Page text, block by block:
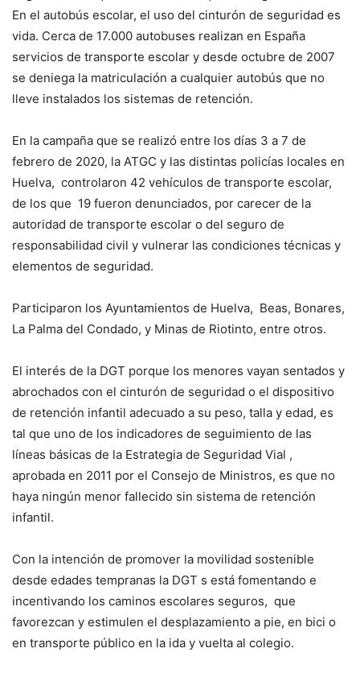
En el autobús escolar, el uso del cinturón de seguridad es
vida. Cerca de 17.000 autobuses realizan en España
servicios de transporte escolar y desde octubre de 2007
se deniega la matriculación a cualquier autobús que no
lleve instalados los sistemas de retención.
En la campaña que se realizó entre los días 3 a 7 de
febrero de 2020, la ATGC y las distintas policías locales en
Huelva, controlaron 42 vehículos de transporte escolar,
de los que 19 fueron denunciados, por carecer de la
autoridad de transporte escolar o del seguro de
responsabilidad civil y vulnerar las condiciones técnicas y
elementos de seguridad.
Participaron los Ayuntamientos de Huelva, Beas, Bonares,
La Palma del Condado, y Minas de Riotinto, entre otros.
El interés de la DGT porque los menores vayan sentados y
abrochados con el cinturón de seguridad o el dispositivo
de retención infantil adecuado a su peso, talla y edad, es
tal que uno de los indicadores de seguimiento de las
líneas básicas de la Estrategia de Seguridad Vial ,
aprobada en 2011 por el Consejo de Ministros, es que no
haya ningún menor fallecido sin sistema de retención
infantil.
Con la intención de promover la movilidad sostenible
desde edades tempranas la DGT s está fomentando e
incentivando los caminos escolares seguros, que
favorezcan y estimulen el desplazamiento a pie, en bici o
en transporte público en la ida y vuelta al colegio.